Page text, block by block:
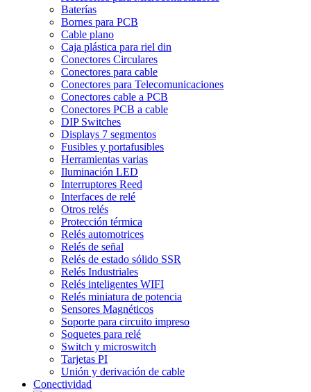
Baterías
Bornes para PCB
Cable plano
Caja plástica para riel din
Conectores Circulares
Conectores para cable
Conectores para Telecomunicaciones
Conectores cable a PCB
Conectores PCB a cable
DIP Switches
Displays 7 segmentos
Fusibles y portafusibles
Herramientas varias
Iluminación LED
Interruptores Reed
Interfaces de relé
Otros relés
Protección térmica
Relés automotrices
Relés de señal
Relés de estado sólido SSR
Relés Industriales
Relés inteligentes WIFI
Relés miniatura de potencia
Sensores Magnéticos
Soporte para circuito impreso
Soquetes para relé
Switch y microswitch
Tarjetas PI
Unión y derivación de cable
Conectividad